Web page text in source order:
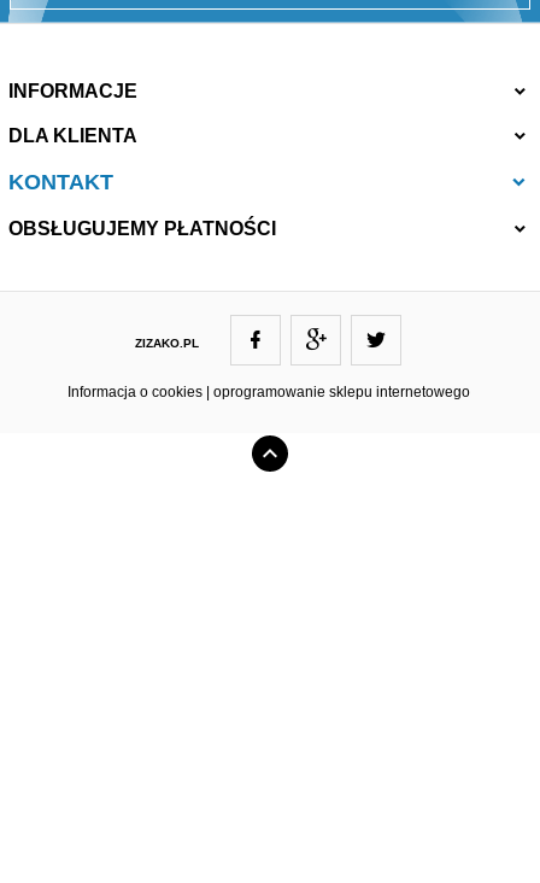
INFORMACJE
DLA KLIENTA
KONTAKT
OBSŁUGUJEMY PŁATNOŚCI
ZIZAKO.PL
Informacja o cookies oprogramowanie sklepu internetowego